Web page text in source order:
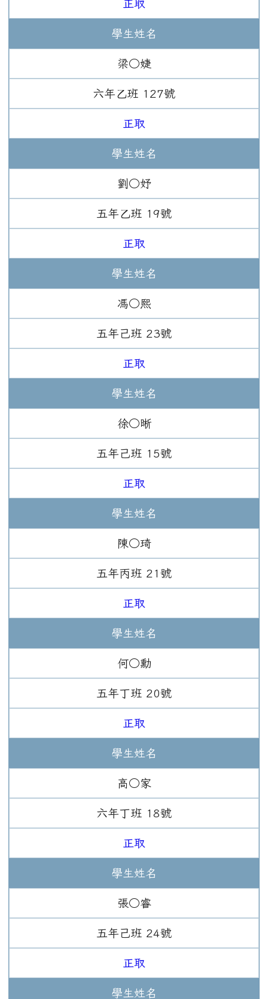
正取
學生姓名
梁○婕
六年 乙班 127號
正取
學生姓名
劉○妤
五年 乙班 19號
正取
學生姓名
馮○熙
五年 己班 23號
正取
學生姓名
徐○晰
五年 己班 15號
正取
學生姓名
陳○琦
五年丙班 21 號
正取
學生姓名
何○勳
五年丁班 20號
正取
學生姓名
高○家
六年丁班 18號
正取
學生姓名
張○睿
五年 己班 24號
正取
學生姓名